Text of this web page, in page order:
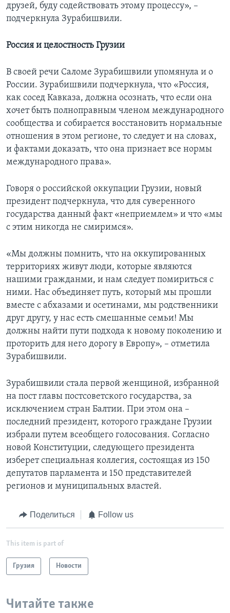
друзей, буду содействовать этому процессу», –
подчеркнула Зурабишвили.
Россия и целостность Грузии
В своей речи Саломе Зурабишвили упомянула и о
России. Зурабишвили подчеркнула, что «Россия,
как сосед Кавказа, должна осознать, что если она
хочет быть полноправным членом международного
сообщества и собирается восстановить нормальные
отношения в этом регионе, то следует и на словах,
и фактами доказать, что она признает все нормы
международного права».
Говоря о российской оккупации Грузии, новый
президент подчеркнула, что для суверенного
государства данный факт «неприемлем» и что «мы
с этим никогда не смиримся».
«Мы должны помнить, что на оккупированных
территориях живут люди, которые являются
нашими гражданми, и нам следует помириться с
ними. Нас объединяет путь, который мы прошли
вместе с абхазами и осетинами, мы родственники
друг другу, у нас есть смешанные семьи! Мы
должны найти пути подхода к новому поколению и
проторить для него дорогу в Европу», – отметила
Зурабишвили.
Зурабишвили стала первой женщиной, избранной
на пост главы постсоветского государства, за
исключением стран Балтии. При этом она –
последний президент, которого граждане Грузии
избрали путем всеобщего голосования. Согласно
новой Конституции, следующего президента
изберет специальная коллегия, состоящая из 150
депутатов парламента и 150 представителей
регионов и муниципальных властей.
Поделиться Follow us
This item is part of
Грузия Новости
Читайте также